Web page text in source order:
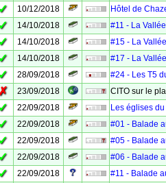
✓ 10/12/2018
Hôtel de
✓ 14/10/2018
#11 - La
✓ 14/10/2018
#15 - La
✓ 14/10/2018
#17 - La
✓ 28/09/2018
#24 - Les T5
✗ 23/09/2018
CITO sur le
✓ 22/09/2018
Les églises
✓ 22/09/2018
#01 - Balade
✓ 22/09/2018
#05 - Balade
✓ 22/09/2018
#06 - Balade
✓ 22/09/2018
#11 - Balade